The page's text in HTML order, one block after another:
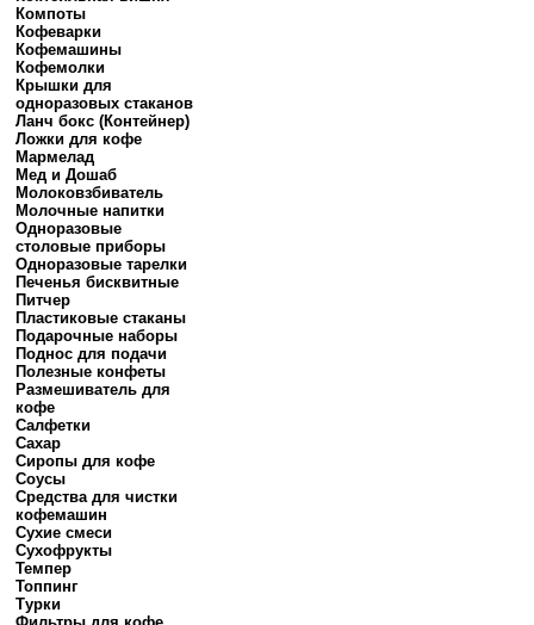
Компоты
Кофеварки
Кофемашины
Кофемолки
Крышки для
одноразовых стаканов
Ланч бокс (Контейнер)
Ложки для кофе
Мармелад
Мед и Дошаб
Молоковзбиватель
Молочные напитки
Одноразовые
столовые приборы
Одноразовые тарелки
Печенья бисквитные
Питчер
Пластиковые стаканы
Подарочные наборы
Поднос для подачи
Полезные конфеты
Размешиватель для
кофе
Салфетки
Сахар
Сиропы для кофе
Соусы
Средства для чистки
кофемашин
Сухие смеси
Сухофрукты
Темпер
Топпинг
Турки